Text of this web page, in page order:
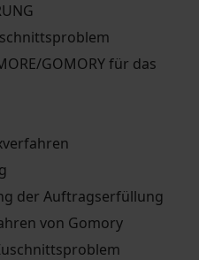
GOMORY für das
der Auftragserfüllung
von Gomory